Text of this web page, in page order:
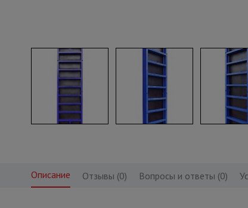
Описание Отзывы (0) Вопросы и ответы (0)